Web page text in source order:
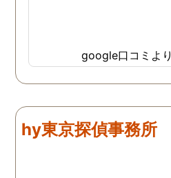
google口コミより
hy東京探偵事務所